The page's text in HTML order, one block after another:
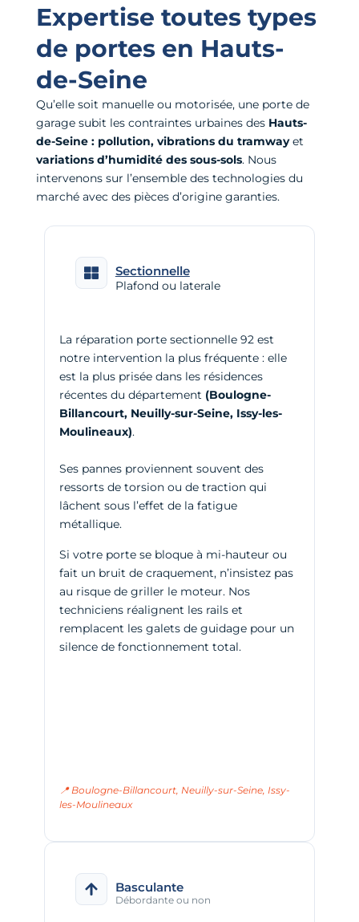
Expertise toutes types
de portes en Hauts-
de-Seine
Qu’elle soit manuelle ou motorisée, une porte de
garage subit les contraintes urbaines des Hauts-
de-Seine : pollution, vibrations du tramwayet
variations d’humidité des sous-sols. Nous
intervenons sur l’ensemble des technologies du
marché avec des pièces d’origine garanties.
Sectionnelle
Plafond ou laterale
La réparation porte sectionnelle 92 est
notre intervention la plus fréquente : elle
est la plus prisée dans les résidences
récentes du département (Boulogne-
Billancourt, Neuilly-sur-Seine, Issy-les-
Moulineaux).
Ses pannes proviennent souvent des
ressorts de torsion ou de traction qui
lâchent sous l’effet de la fatigue
métallique.
Si votre porte se bloque à mi-hauteur ou
fait un bruit de craquement, n’insistez pas
au risque de griller le moteur. Nos
techniciens réalignent les rails et
remplacent les galets de guidage pour un
silence de fonctionnement total.
📍 Boulogne-Billancourt, Neuilly-sur-Seine, Issy-
les-Moulineaux
Basculante
Débordante ou non